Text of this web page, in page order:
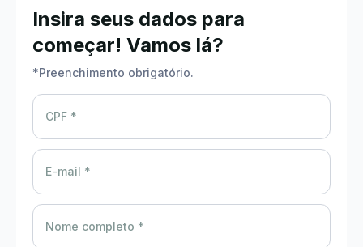
Insira seus dados para
começar! Vamos lá?
*Preenchimento obrigatório.
CPF *
E-mail *
Nome completo *